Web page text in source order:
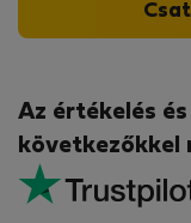
Az értékelés
következőkkel